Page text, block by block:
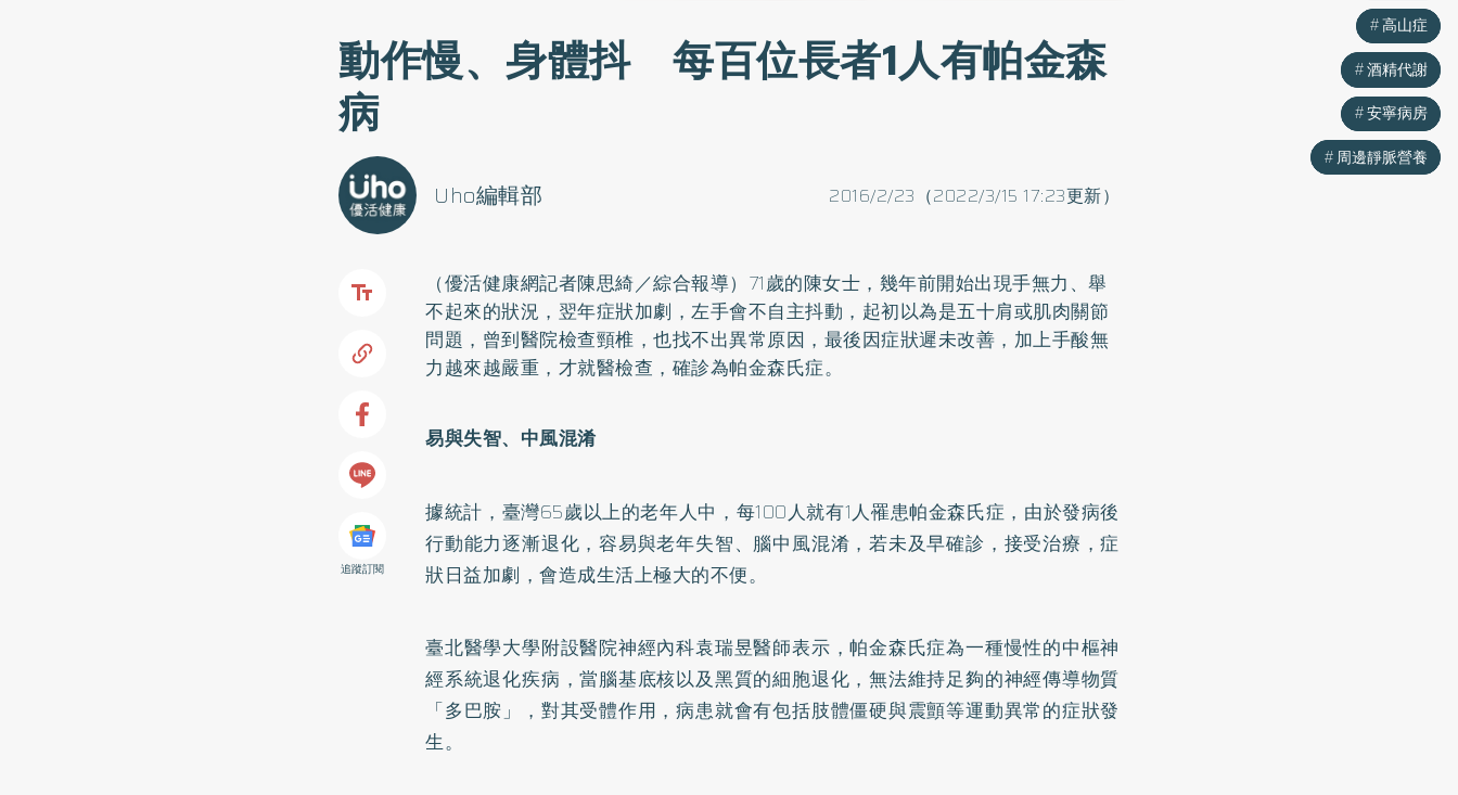
動作慢、身體抖 每百位長者1人有帕金森
病
2016/2/23（2022/3/15 17:23更新）
Uho編輯部
追蹤訂閱
（優活健康網記者陳思綺／綜合報導）71歲的陳女士，幾年前開始出現手無力、舉
不起來的狀況，翌年症狀加劇，左手會不自主抖動，起初以為是五十肩或肌肉關節
問題，曾到醫院檢查頸椎，也找不出異常原因，最後因症狀遲未改善，加上手酸無
力越來越嚴重，才就醫檢查，確診為帕金森氏症。
易與失智、 中風混淆
據統計，臺灣65歲以上的老年人中，每100人就有1人罹患帕金森氏症，由於發病後
行動能力逐漸退化，容易與老年失智、腦中風混淆，若未及早確診，接受治療，症
狀日益加劇，會造成生活上極大的不便。
臺北醫學大學附設醫院神經內科袁瑞昱醫師表示，帕金森氏症為一種慢性的中樞神
經系統退化疾病，當腦基底核以及黑質的細胞退化，無法維持足夠的神經傳導物質
「多巴胺」，對其受體作用，病患就會有包括肢體僵硬與震顫等運動異常的症狀發
生。
高山症
酒精代謝
安寧病房
周邊靜脈營養
高山症
酒精代謝
安寧病房
周邊靜脈營養